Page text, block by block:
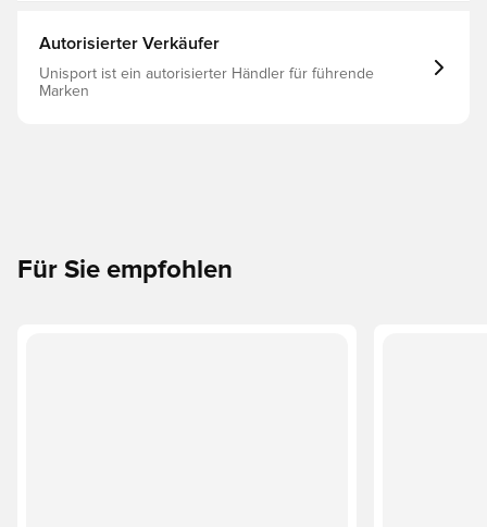
Autorisierter Verkäufer
Unisport ist ein autorisierter Händler für führende
Marken
Für Sie empfohlen